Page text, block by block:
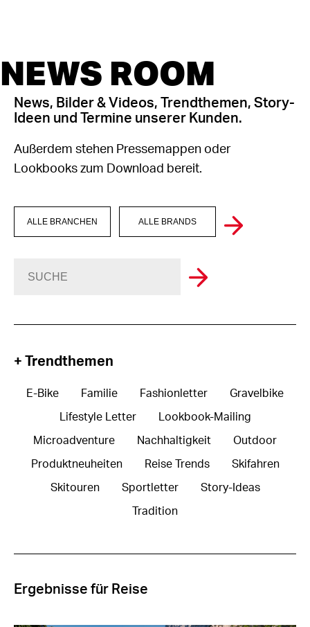
NEWS ROOM
News, Bilder & Videos, Trendthemen, Story-
Ideen und Termine unserer Kunden.
Außerdem stehen Pressemappen oder
Lookbooks zum Download bereit.
ALLE BRANCHEN ALLE BRANDS
+ Trendthemen
E-Bike Familie Fashionletter Gravelbike
Lifestyle Letter Lookbook-Mailing
Microadventure Nachhaltigkeit Outdoor
Produktneuheiten Reise Trends Skifahren
Skitouren Sportletter Story-Ideas
Tradition
Ergebnisse für Reise